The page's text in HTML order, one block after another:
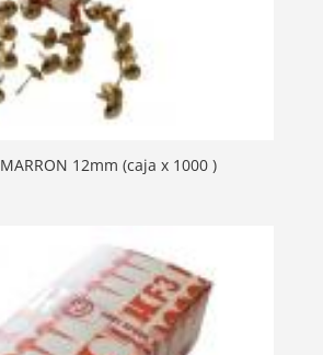
12mm (caja x 1000 )